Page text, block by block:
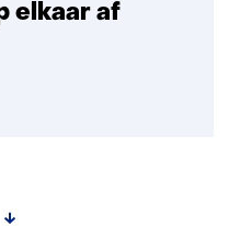
elkaar af